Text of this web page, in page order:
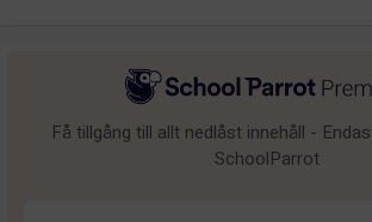
Få tillgång till allt nedlåst innehåll -
SchoolParrot